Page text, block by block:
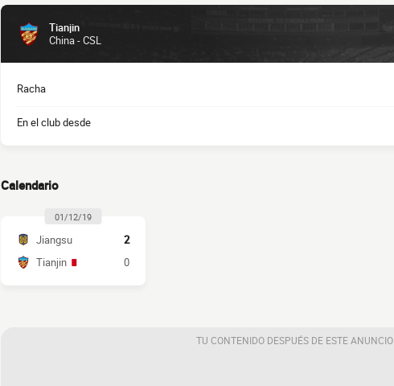
Tianjin
China - CSL
Racha
En el club desde
Calendario
01/12/19
Jiangsu
2
Tianjin
0
TU CONTENIDO DESPUÉS DE ESTE ANUNCIO